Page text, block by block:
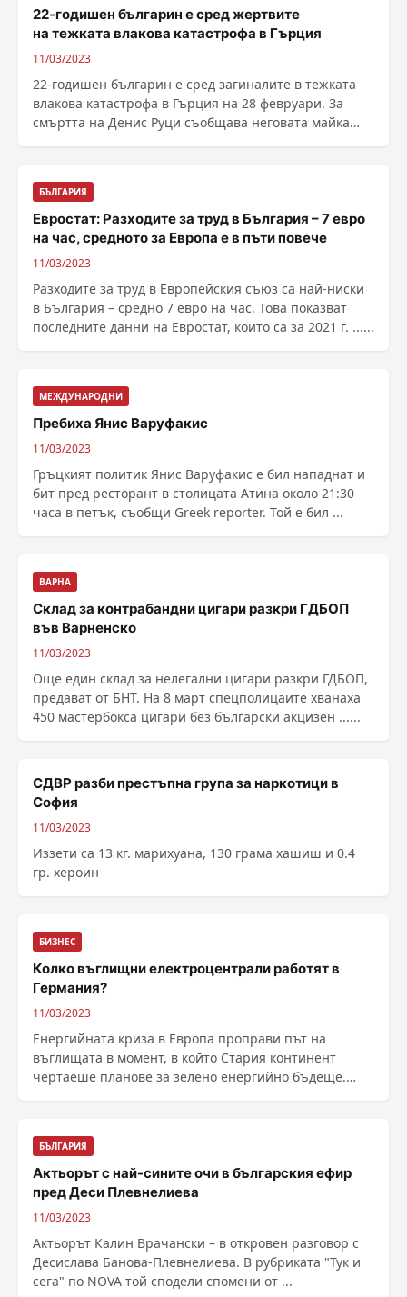
22-годишен българин е сред жертвите
на тежката влакова катастрофа в Гърция
11/03/2023
22-годишен българин е сред загиналите в тежката
влакова катастрофа в Гърция на 28 февруари. За
смъртта на Денис Руци съобщава неговата майка
БЪЛГАРИЯ
Евростат: Разходите за труд в България – 7 евро
на час, средното за Европа е в пъти повече
11/03/2023
Разходите за труд в Европейския съюз са най-ниски
в България – средно 7 евро на час. Това показват
последните данни на Евростат, които са за 2021 г. ......
МЕЖДУНАРОДНИ
Пребиха Янис Варуфакис
11/03/2023
Гръцкият политик Янис Варуфакис е бил нападнат и
бит пред ресторант в столицата Атина около 21:30
часа в петък, съобщи Greek reporter. Той е бил ...
ВАРНА
Склад за контрабандни цигари разкри ГДБОП
във Варненско
11/03/2023
Още един склад за нелегални цигари разкри ГДБОП,
предават от БНТ. На 8 март спецполицаите хванаха
450 мастербокса цигари без български акцизен ......
СДВР разби престъпна група за наркотици в
София
11/03/2023
Иззети са 13 кг. марихуана, 130 грама хашиш и 0.4
гр. хероин
БИЗНЕС
Колко въглищни електроцентрали работят в
Германия?
11/03/2023
Енергийната криза в Европа проправи път на
въглищата в момент, в който Стария континент
чертаеше планове за зелено енергийно бъдеще.
БЪЛГАРИЯ
Актьорът с най-сините очи в българския ефир
пред Деси Плевнелиева
11/03/2023
Актьорът Калин Врачански – в откровен разговор с
Десислава Банова-Плевнелиева. В рубриката "Тук и
сега" по NOVA той сподели спомени от ...